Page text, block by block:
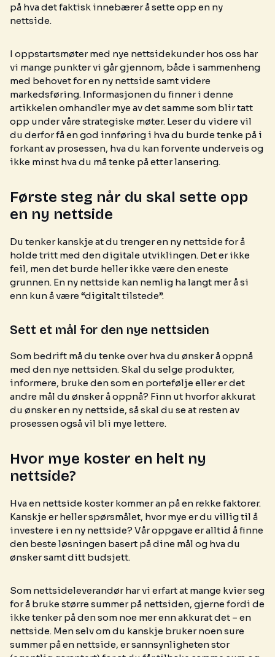
på hva det faktisk innebærer å sette opp en ny
nettside.
I oppstartsmøter med nye nettsidekunder hos oss har
vi mange punkter vi går gjennom, både i sammenheng
med behovet for en ny nettside samt videre
markedsføring. Informasjonen du finner i denne
artikkelen omhandler mye av det samme som blir tatt
opp under våre strategiske møter. Leser du videre vil
du derfor få en god innføring i hva du burde tenke på i
forkant av prosessen, hva du kan forvente underveis og
ikke minst hva du må tenke på etter lansering.
Første steg når du skal sette opp
en ny nettside
Du tenker kanskje at du trenger en ny nettside for å
holde tritt med den digitale utviklingen. Det er ikke
feil, men det burde heller ikke være den eneste
grunnen. En ny nettside kan nemlig ha langt mer å si
enn kun å være “digitalt tilstede”.
Sett et mål for den nye nettsiden
Som bedrift må du tenke over hva du ønsker å oppnå
med den nye nettsiden. Skal du selge produkter,
informere, bruke den som en portefølje eller er det
andre mål du ønsker å oppnå? Finn ut hvorfor akkurat
du ønsker en ny nettside, så skal du se at resten av
prosessen også vil bli mye lettere.
Hvor mye koster en helt ny
nettside?
Hva en nettside koster kommer an på en rekke faktorer.
Kanskje er heller spørsmålet, hvor mye er du villig til å
investere i en ny nettside? Vår oppgave er alltid å finne
den beste løsningen basert på dine mål og hva du
ønsker samt ditt budsjett.
Som nettsideleverandør har vi erfart at mange kvier seg
for å bruke større summer på nettsiden, gjerne fordi de
ikke tenker på den som noe mer enn akkurat det – en
nettside. Men selv om du kanskje bruker noen sure
summer på en nettside, er sannsynligheten stor